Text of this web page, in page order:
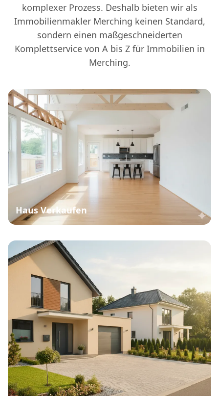
komplexer Prozess. Deshalb bieten wir als
Immobilienmakler Merching keinen Standard,
sondern einen maßgeschneiderten
Komplettservice von A bis Z für Immobilien in
Merching.
Haus Verkaufen